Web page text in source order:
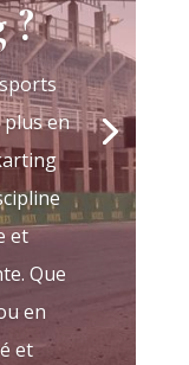
?
plus en
et
Que
en
et